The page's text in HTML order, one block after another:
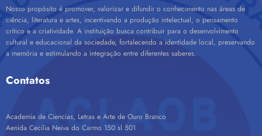
Nosso propósito é promover, valorizar e difundir o conhecimento nas áreas de
ciência, literatura e artes, incentivando a produção intelectual, o pensamento
crítico e a criatividade. A instituição busca contribuir para o desenvolvimento
cultural e educacional da sociedade, fortalecendo a identidade local, preservando
a memória e estimulando a integração entre diferentes saberes.
Contatos
Academia de Ciencias, Letras e Arte de Ouro Branco
Aenida Cecília Neiva do Carmo 150 sl 501